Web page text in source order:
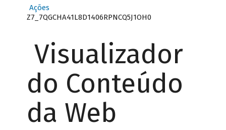
Ações
Z7_7QGCHA41L8D1406RPNCQ5J1OH0
Visualizador
do Conteúdo
da Web